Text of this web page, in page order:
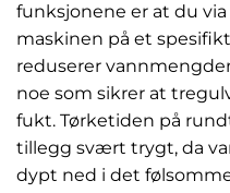
funksjonene er at du
maskinen på et
reduserer
noe som sikrer at
fukt. Tørketiden på
tillegg svært trygt, da
dypt ned i det